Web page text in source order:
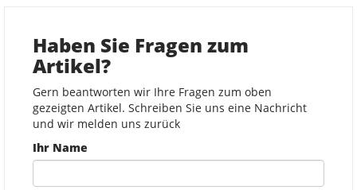
Haben Sie Fragen zum
Artikel?
Gern beantworten wir Ihre Fragen zum oben
gezeigten Artikel. Schreiben Sie uns eine Nachricht
und wir melden uns zurück
Ihr Name